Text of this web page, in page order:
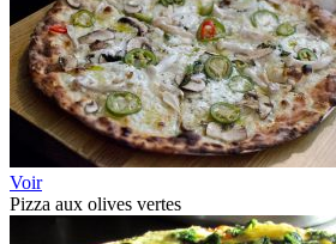
Voir
Pizza aux olives vertes